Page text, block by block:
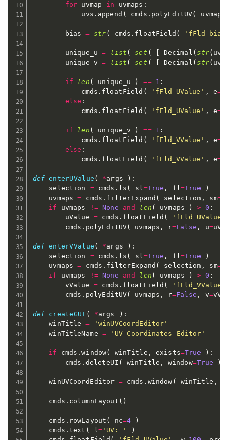
for uvmap in uvmaps :
			uvs
. append ( cmds . polyEditUV( uvmap
		bias
= str ( cmds . floatField (
		unique_u
= list ( set ( Decimal ( str( uv
		unique_v
= list ( set ( Decimal ( str( uv
if len ( unique_u ) == 1 :
			cmds
. floatField ( 'fFld_UValue' , e=
else :
			cmds
. floatField ( 'fFld_UValue' , e=
if len ( unique_v ) == 1 :
			cmds
. floatField ( 'fFld_VValue' , e=
else :
			cmds
. floatField ( 'fFld_VValue' , e=
def enterUValue ( *args ) :
	selection
= cmds . ls ( sl=True , fl=True
)
	uvmaps
= cmds . filterExpand ( selection , sm=
if uvmaps != None and len ( uvmaps ) > 0 :
		uValue
= cmds . floatField ( 'fFld_UValue'
		cmds
. polyEditUV( uvmaps , r=False , u=
def enterVValue ( *args ) :
	selection
= cmds . ls ( sl=True , fl=True
)
	uvmaps
= cmds . filterExpand ( selection , sm=
if uvmaps != None and len ( uvmaps ) > 0 :
		vValue
= cmds . floatField ( 'fFld_VValue'
		cmds
. polyEditUV( uvmaps , r=False , v=
def createGUI ( *args ) :
	winTitle
=
'winUVCoordEditor'
	winTitleName
= 'UV Coordinates Editor'
if cmds .window( winTitle , exists=True ) :
		cmds
.deleteUI ( winTitle , window=True )
	winUVCoordEditor
= cmds . window ( winTitle ,
	cmds
. columnLayout ( )
	cmds
. rowLayout ( nc=4
)
	cmds
.text ( l='UV: '
)